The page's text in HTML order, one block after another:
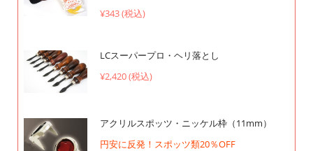
¥343 (税込)
LCスーパープロ・ヘリ落とし
¥2,420 (税込)
アクリルスポッツ・ニッケル枠（11mm）
円安に反発！スポッツ類20％OFF